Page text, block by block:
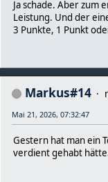
Ja schade. Aber zum
Leistung. Und der
3 Punkte, 1 Punkt
Markus#14
Mai 21, 2026, 07:32:47
Gestern hat man ein
verdient gehabt